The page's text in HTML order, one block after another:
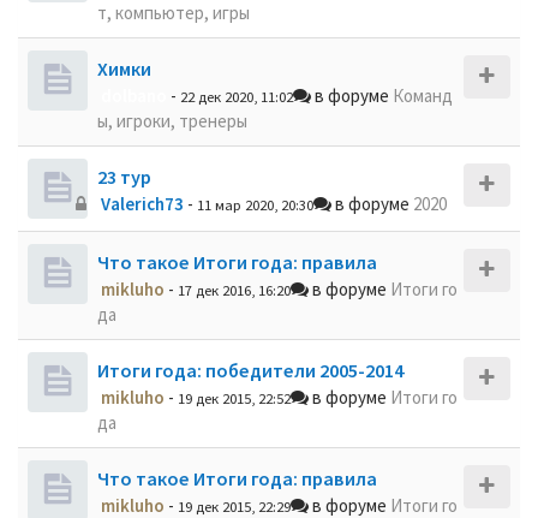
т, компьютер, игры
Химки
- 22 дек 2020, 11:02 в форуме Команд
ы, игроки, тренеры
23 тур
Valerich73 - 11 мар 2020, 20:30 в форуме 2020
Что такое Итоги года: правила
mikluho - 17 дек 2016, 16:20 в форуме Итоги го
да
Итоги года: победители 2005-2014
mikluho - 19 дек 2015, 22:52 в форуме Итоги го
да
Что такое Итоги года: правила
mikluho - 19 дек 2015, 22:29 в форуме Итоги го